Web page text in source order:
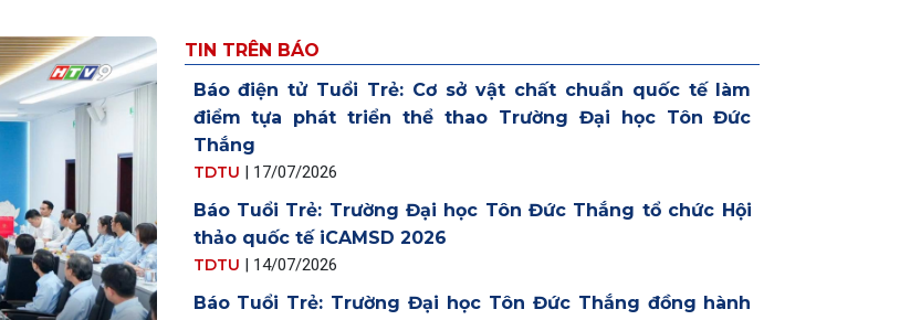
TIN TRÊN BÁO
Báo điện tử Tuổi Trẻ: Cơ sở vật chất chuẩn quốc tế làm
điểm tựa phát triển thể thao Trường Đại học Tôn Đức
Thắng
TDTU | 17/07/2026
Báo Tuổi Trẻ: Trường Đại học Tôn Đức Thắng tổ chức Hội
thảo quốc tế iCAMSD 2026
TDTU | 14/07/2026
Báo Tuổi Trẻ: Trường Đại học Tôn Đức Thắng đồng hành